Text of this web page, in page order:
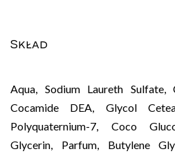
Skład
Aqua, Sodium Laureth Sulfate,
Cocamide DEA, Glycol
Polyquaternium-7, Coco
Glycerin, Parfum, Butylene